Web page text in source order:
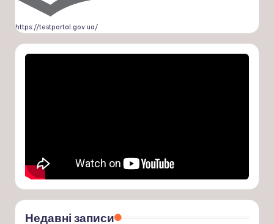
https://testportal.gov.ua/
Недавні записи